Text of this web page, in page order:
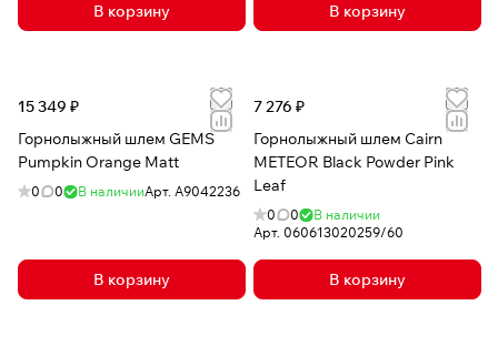
В корзину В корзину
15 349 ₽
Горнолыжный шлем GEMS
Pumpkin Orange Matt
0 0 В наличииАрт. A9042236
В корзину
7 276 ₽
Горнолыжный шлем Cairn
METEOR Black Powder Pink
Leaf
0 0
В наличии
Арт. 060613020259/60
В корзину